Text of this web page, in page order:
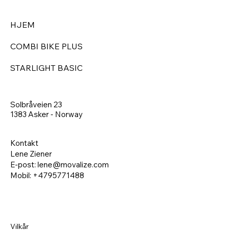
Vilkår
Kontakt
Lene Ziener
E-post: lene@movalize.com
Mobil: +4795771488
Solbråveien 23
1383 Asker - Norway
HJEM
COMBI BIKE PLUS
STARLIGHT BASIC